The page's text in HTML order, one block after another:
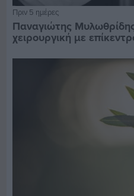
Πριν 5 ημέρες
Παναγιώτης
χειρουργική με